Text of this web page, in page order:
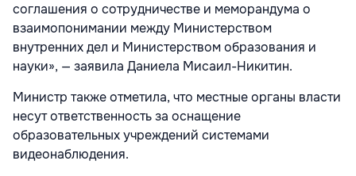
соглашения о сотрудничестве и меморандума о
взаимопонимании между Министерством
внутренних дел и Министерством образования и
науки», — заявила Даниела Мисаил-Никитин.
Министр также отметила, что местные органы власти
несут ответственность за оснащение
образовательных учреждений системами
видеонаблюдения.